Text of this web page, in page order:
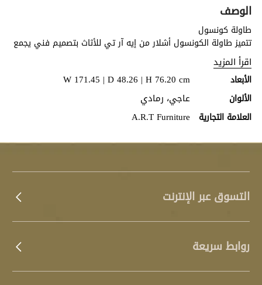
الوصف
طاولة كونسول
تتميز طاولة الكونسول أشلار من إيه آر تي للأثاث بتصميم فني يجمع
بين الأشكال العضوية والحرفية الراقية، حيث تأتي بسطح خشبي غير
منتظم يزدان بتقنية تشطيب السحب اللوني التي تضفي عمقًا بصريًا
وطابعًا مميزًا. وترتكز على أرجل منحوتة من الراتنج المصبوب بتكوينات
انسيابية مستوحاة من الطبيعة، لتمنحها حضورًا أنيقًا يجمع بين الطابع
العضوي والأسلوب المعاصر. ويخلق هذا التناغم بين السطح الغني
بالملمس والقاعدة النحتية قطعة استثنائية تلفت الأنظار، لتضفي
اقرأ المزيد
الأبعاد W 171.45 | D 48.26 | H 76.20 cm
الألوان عاجي، رمادي
العلامة التجارية A.R.T Furniture
التسوق عبر الإنترنت
روابط سريعة